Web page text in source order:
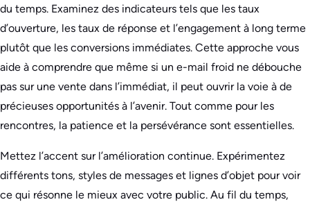
du temps. Examinez des indicateurs tels que les taux
d’ouverture, les taux de réponse et l’engagement à long terme
plutôt que les conversions immédiates. Cette approche vous
aide à comprendre que même si un e-mail froid ne débouche
pas sur une vente dans l’immédiat, il peut ouvrir la voie à de
précieuses opportunités à l’avenir. Tout comme pour les
rencontres, la patience et la persévérance sont essentielles.
Mettez l’accent sur l’amélioration continue. Expérimentez
différents tons, styles de messages et lignes d’objet pour voir
ce qui résonne le mieux avec votre public. Au fil du temps,